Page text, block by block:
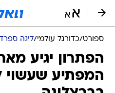
ספורט/כדורגל עולמי/ליגה
הפתרון יגיע
המפתיע שעשוי